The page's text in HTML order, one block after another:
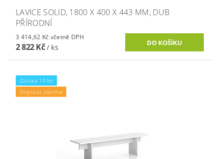
LAVICE SOLID, 1800 X 400 X 443 MM, DUB
PŘÍRODNÍ
3 414,62 Kč včetně DPH
2 822 Kč/ ks
Záruka 10 let
Doprava zdarma